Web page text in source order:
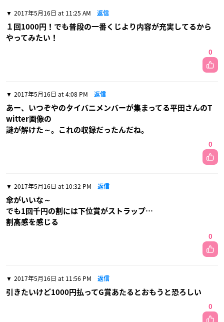
2017年5月16日 at 11:25 AM 返信
１回1000円！でも普段の一番くじより内容が充実してるから
やってみたい！
0
2017年5月16日 at 4:08 PM 返信
あー、いつぞやのタイバニメンバーが集まってる平田さんのT
witter画像の
謎が解けた～。これの収録だったんだね。
0
2017年5月16日 at 10:32 PM 返信
傘がいいな～
でも1回千円の割には下位賞がストラップ…
割高感を感じる
0
2017年5月16日 at 11:56 PM 返信
引きたいけど1000円払ってG賞あたるとおもうと恐ろしい
0